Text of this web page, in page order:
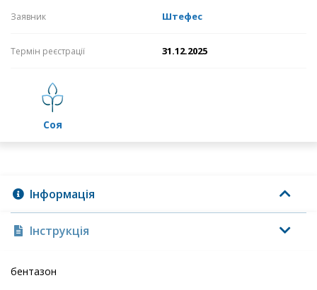
Заявник Штефес
Термін реєстрації 31.12.2025
соя
Інформація
Інструкція
бентазон